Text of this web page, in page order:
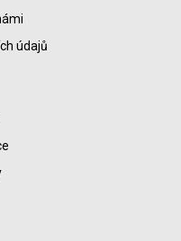
údajů